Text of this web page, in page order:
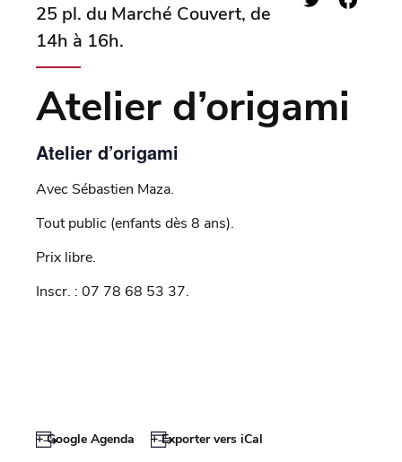
25 pl. du Marché Couvert, de
14h à 16h.
Atelier d’origami
Atelier d’origami
Avec Sébastien Maza.
Tout public (enfants dès 8 ans).
Prix libre.
Inscr. : 07 78 68 53 37.
+ Google Agenda + Exporter vers iCal